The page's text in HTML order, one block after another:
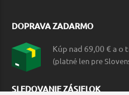
DOPRAVA ZADARMO
Kúp nad 69,00 € a o
(platné len pre
SLEDOVANIE ZÁSIELOK